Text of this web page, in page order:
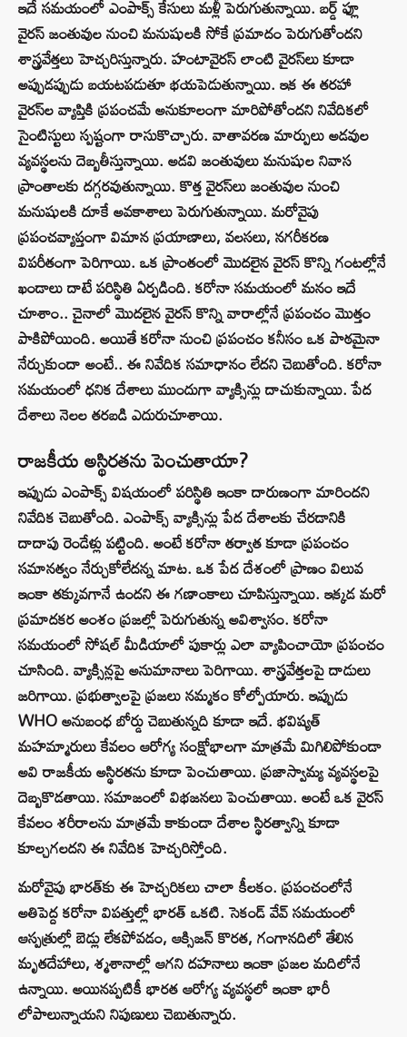
ఇదే సమయంలో ఎంపాక్స్ కేసులు మళ్లీ పెరుగుతున్నాయి. బర్డ్ ఫ్లూ
వైరస్ జంతువుల నుంచి మనుషులకి సోకే ప్రమాదం పెరుగుతోందని
శాస్త్రవేత్తలు హెచ్చరిస్తున్నారు. హంటావైరస్ లాంటి వైరస్‌లు కూడా
అప్పుడప్పుడు బయటపడుతూ భయపెడుతున్నాయి. ఇక ఈ తరహా
వైరస్‌ల వ్యాప్తికి ప్రపంచమే అనుకూలంగా మారిపోతోందని నివేదికలో
సైంటిస్టులు స్పష్టంగా రాసుకొచ్చారు. వాతావరణ మార్పులు అడవుల
వ్యవస్థలను దెబ్బతీస్తున్నాయి. అడవి జంతువులు మనుషుల నివాస
ప్రాంతాలకు దగ్గరవుతున్నాయి. కొత్త వైరస్‌లు జంతువుల నుంచి
మనుషులకి దూకే అవకాశాలు పెరుగుతున్నాయి. మరోవైపు
ప్రపంచవ్యాప్తంగా విమాన ప్రయాణాలు, వలసలు, నగరీకరణ
విపరీతంగా పెరిగాయి. ఒక ప్రాంతంలో మొదలైన వైరస్ కొన్ని గంటల్లోనే
ఖండాలు దాటే పరిస్థితి ఏర్పడింది. కరోనా సమయంలో మనం ఇదే
చూశాం.. చైనాలో మొదలైన వైరస్ కొన్ని వారాల్లోనే ప్రపంచం మొత్తం
పాకిపోయింది. అయితే కరోనా నుంచి ప్రపంచం కనీసం ఒక పాఠమైనా
నేర్చుకుందా అంటే.. ఈ నివేదిక సమాధానం లేదని చెబుతోంది. కరోనా
సమయంలో ధనిక దేశాలు ముందుగా వ్యాక్సిన్లు దాచుకున్నాయి. పేద
దేశాలు నెలల తరబడి ఎదురుచూశాయి.
రాజకీయ అస్థిరతను పెంచుతాయా?
ఇప్పుడు ఎంపాక్స్ విషయంలో పరిస్థితి ఇంకా దారుణంగా మారిందని
నివేదిక చెబుతోంది. ఎంపాక్స్ వ్యాక్సిన్లు పేద దేశాలకు చేరడానికి
దాదాపు రెండేళ్లు పట్టింది. అంటే కరోనా తర్వాత కూడా ప్రపంచం
సమానత్వం నేర్చుకోలేదన్న మాట. ఒక పేద దేశంలో ప్రాణం విలువ
ఇంకా తక్కువగానే ఉందని ఈ గణాంకాలు చూపిస్తున్నాయి. ఇక్కడ మరో
ప్రమాదకర అంశం ప్రజల్లో పెరుగుతున్న అవిశ్వాసం. కరోనా
సమయంలో సోషల్ మీడియాలో పుకార్లు ఎలా వ్యాపించాయో ప్రపంచం
చూసింది. వ్యాక్సిన్లపై అనుమానాలు పెరిగాయి. శాస్త్రవేత్తలపై దాడులు
జరిగాయి. ప్రభుత్వాలపై ప్రజలు నమ్మకం కోల్పోయారు. ఇప్పుడు
WHO అనుబంధ బోర్డు చెబుతున్నది కూడా ఇదే. భవిష్యత్
మహమ్మారులు కేవలం ఆరోగ్య సంక్షోభాలగా మాత్రమే మిగిలిపోకుండా
అవి రాజకీయ అస్థిరతను కూడా పెంచుతాయి. ప్రజాస్వామ్య వ్యవస్థలపై
దెబ్బకొడతాయి. సమాజంలో విభజనలు పెంచుతాయి. అంటే ఒక వైరస్
కేవలం శరీరాలను మాత్రమే కాకుండా దేశాల స్థిరత్వాన్ని కూడా
కూల్చగలదని ఈ నివేదిక హెచ్చరిస్తోంది.
మరోవైపు భారత్‌కు ఈ హెచ్చరికలు చాలా కీలకం. ప్రపంచంలోనే
అతిపెద్ద కరోనా విపత్తుల్లో భారత్ ఒకటి. సెకండ్ వేవ్ సమయంలో
ఆస్పత్రుల్లో బెడ్లు లేకపోవడం, ఆక్సిజన్ కొరత, గంగానదిలో తేలిన
మృతదేహాలు, శ్మశానాల్లో ఆగని దహనాలు ఇంకా ప్రజల మదిలోనే
ఉన్నాయి. అయినప్పటికీ భారత ఆరోగ్య వ్యవస్థలో ఇంకా భారీ
లోపాలున్నాయని నిపుణులు చెబుతున్నారు.